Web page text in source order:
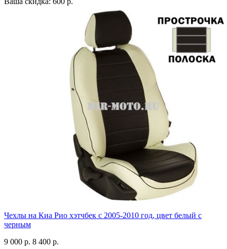
Чехлы на Киа Рио хэтчбек с 2005-2010 год, цвет белый с
черным
9 000 р. 8 400 р.